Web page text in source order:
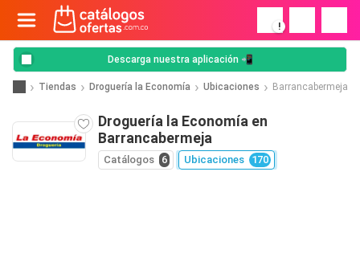
!
Descarga nuestra aplicación 📲
Tiendas Droguería la Economía Ubicaciones Barrancabermeja
Droguería la Economía en
Barrancabermeja
Catálogos 6 Ubicaciones 170